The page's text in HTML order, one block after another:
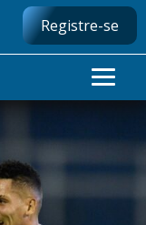
Registre-se